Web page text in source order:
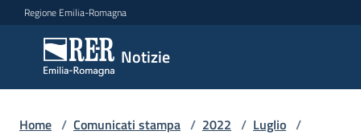
Vai al contenuto
Vai alla navigazione
Vai al footer
Regione Emilia-Romagna
Notizie
Notizie
Comunicati
Home / Comunicati stampa / 2022 / Luglio /